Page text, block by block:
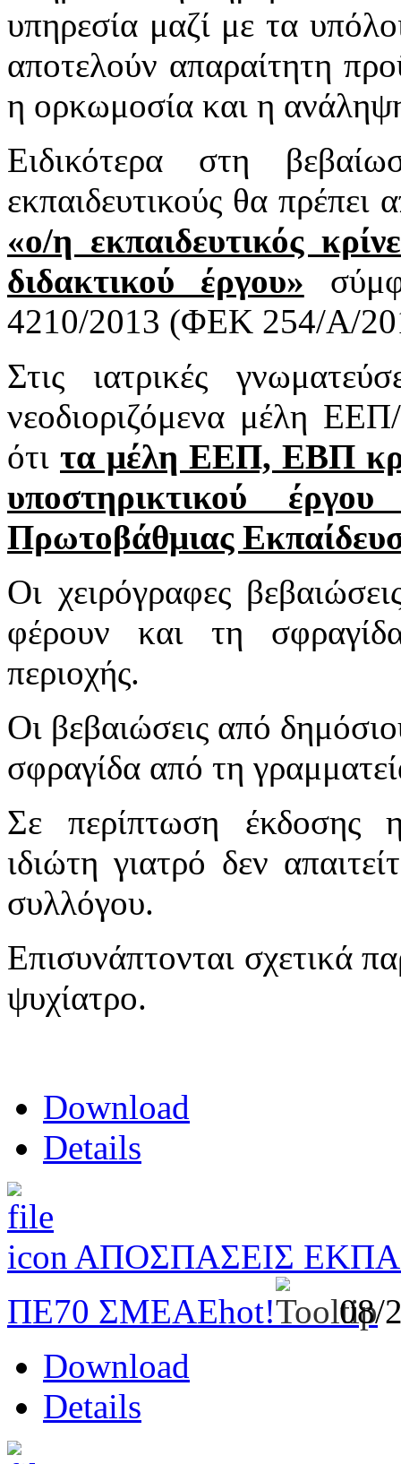
υπηρεσία μαζί με τα
αποτελούν απαραίτητη
η ορκωμοσία και η
Ειδικότερα στη
εκπαιδευτικούς θα πρέπει
«ο/η εκπαιδευτικός
διδακτικού έργου»
4210/2013 (ΦΕΚ 254/Α/
Στις ιατρικές
νεοδιοριζόμενα μέλη
ότι τα μέλη ΕΕΠ, ΕΒΠ
υποστηρικτικού
Πρωτοβάθμιας
Οι χειρόγραφες
φέρουν και τη
περιοχής.
Οι βεβαιώσεις από
σφραγίδα από τη
Σε περίπτωση έκδοσης
ιδιώτη γιατρό δεν
συλλόγου.
Επισυνάπτονται σχετικά
ψυχίατρο.
Download
Details
ΑΠΟΣΠΑΣΕΙΣ
ΠΕ70 ΣΜΕΑΕhot!
08/
Download
Details